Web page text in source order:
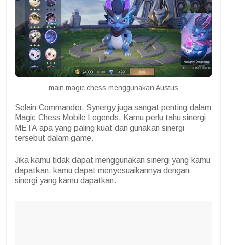
main magic chess menggunakan Austus
Selain Commander, Synergy juga sangat penting dalam
Magic Chess Mobile Legends. Kamu perlu tahu sinergi
META apa yang paling kuat dan gunakan sinergi
tersebut dalam game.
Jika kamu tidak dapat menggunakan sinergi yang kamu
dapatkan, kamu dapat menyesuaikannya dengan
sinergi yang kamu dapatkan.